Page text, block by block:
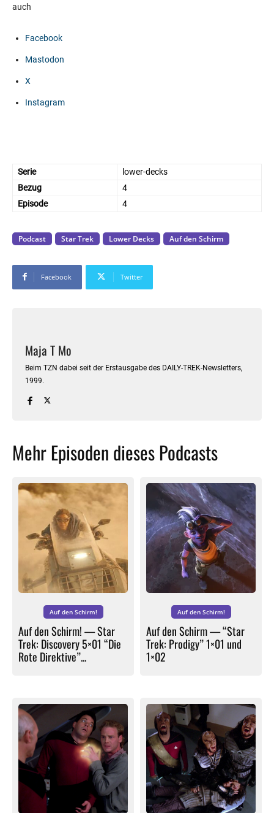
auch
Facebook
Mastodon
X
Instagram
Serie
lower-decks
Bezug
4
Episode
4
Podcast Star Trek Lower Decks Auf den Schirm
Facebook Twitter
Maja T Mo
Beim TZN dabei seit der Erstausgabe des DAILY-TREK-Newsletters,
1999.
Mehr Episoden dieses Podcasts
Auf den Schirm!
Auf den Schirm! — Star
Trek: Discovery 5×01 “Die
Rote Direktive”...
Auf den Schirm!
Auf den Schirm — “Star
Trek: Prodigy” 1×01 und
1×02